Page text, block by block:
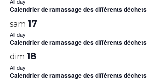
Calendrier de ramassage des différents déchets
sam 17
All day
Calendrier de ramassage des différents déchets
dim 18
All day
Calendrier de ramassage des différents déchets